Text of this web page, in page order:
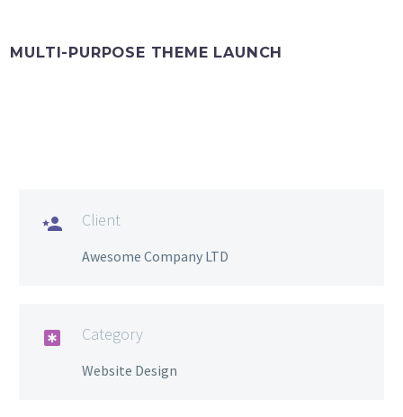
MULTI-PURPOSE THEME LAUNCH
 Client
Awesome Company LTD
 Category
Website Design